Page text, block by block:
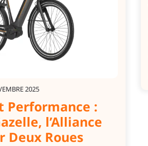
2025
Performance :
l’Alliance
Deux Roues